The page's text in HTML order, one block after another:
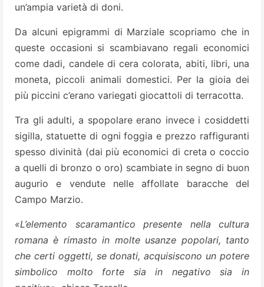
un’ampia varietà di doni.
Da alcuni epigrammi di Marziale scopriamo che in
queste occasioni si scambiavano regali economici
come dadi, candele di cera colorata, abiti, libri, una
moneta, piccoli animali domestici. Per la gioia dei
più piccini c’erano variegati giocattoli di terracotta.
Tra gli adulti, a spopolare erano invece i cosiddetti
sigilla, statuette di ogni foggia e prezzo raffiguranti
spesso divinità (dai più economici di creta o coccio
a quelli di bronzo o oro) scambiate in segno di buon
augurio e vendute nelle affollate baracche del
Campo Marzio.
«L’elemento scaramantico presente nella cultura
romana è rimasto in molte usanze popolari, tanto
che certi oggetti, se donati, acquisiscono un potere
simbolico molto forte sia in negativo sia in